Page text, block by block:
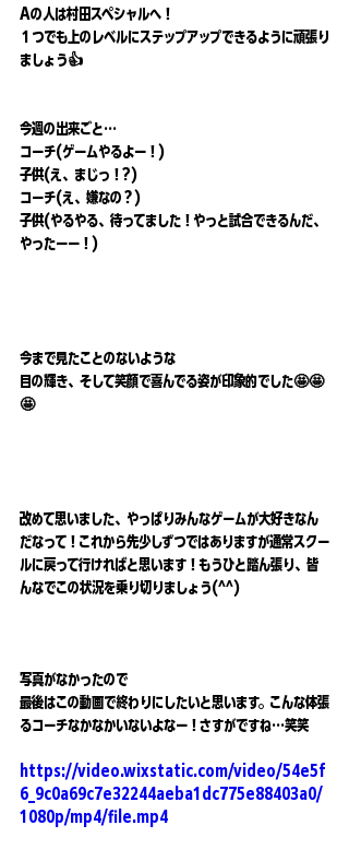
Aの人は村田スペシャルへ！
１つでも上のレベルにステップアップできるように頑張り
ましょう👍
今週の出来ごと…
コーチ(ゲームやるよー！)
子供(え、まじっ！?)
コーチ(え、嫌なの？)
子供(やるやる、待ってました！やっと試合できるんだ、
やったーー！)
今まで見たことのないような
目の輝き、そして笑顔で喜んでる姿が印象的でした🤩🤩
🤩
改めて思いました、やっぱりみんなゲームが大好きなん
だなって！これから先少しずつではありますが通常スクー
ルに戻って行ければと思います！もうひと踏ん張り、皆
んなでこの状況を乗り切りましょう(^^)
写真がなかったので
最後はこの動画で終わりにしたいと思います。こんな体張
るコーチなかなかいないよなー！さすがですね…笑笑
https://video.wixstatic.com/video/54e5f
6_9c0a69c7e32244aeba1dc775e88403a0/
1080p/mp4/file.mp4